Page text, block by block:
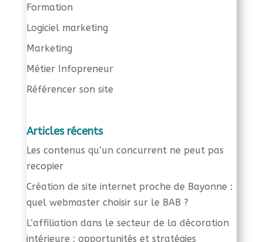
Formation
Logiciel marketing
Marketing
Métier Infopreneur
Référencer son site
Articles récents
Les contenus qu’un concurrent ne peut pas
recopier
Création de site internet proche de Bayonne :
quel webmaster choisir sur le BAB ?
L’affiliation dans le secteur de la décoration
intérieure : opportunités et stratégies